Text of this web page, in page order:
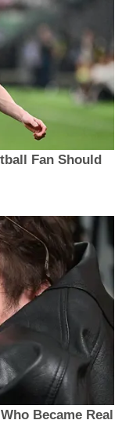
Fan Should
Became Real